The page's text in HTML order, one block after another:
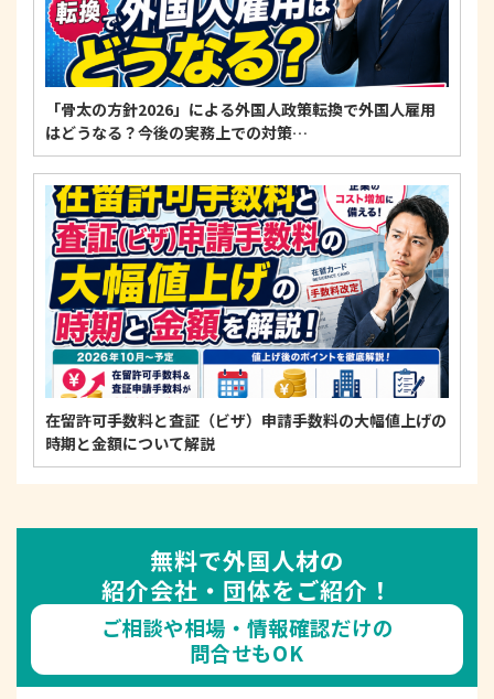
「骨太の方針2026」による外国人政策転換で外国人雇用
はどうなる？今後の実務上での対策…
在留許可手数料と査証（ビザ）申請手数料の大幅値上げの
時期と金額について解説
無料で外国人材の
紹介会社・団体をご紹介！
ご相談や相場・情報確認だけの
問合せもOK